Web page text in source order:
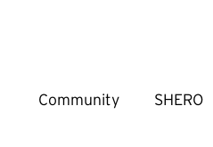
Community SHERO